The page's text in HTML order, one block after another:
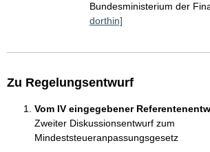
Bundesministerium der
dorthin]
Zu Regelungsentwurf
Vom IV eingegebener
Zweiter Diskussionsentwurf zum
Mindeststeueranpassungsgesetz